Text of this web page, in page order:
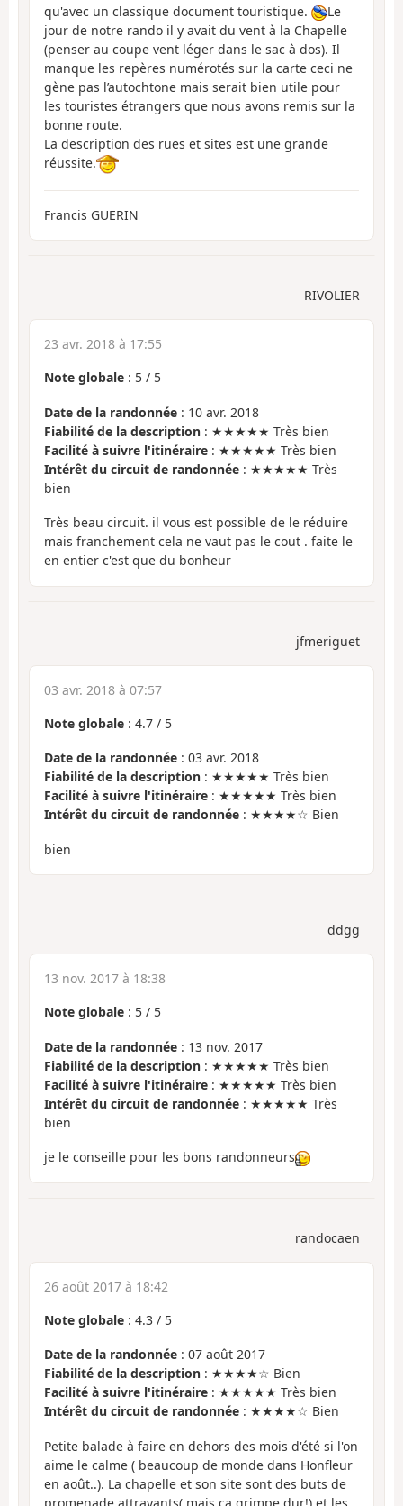
qu'avec un classique document touristique.
Le
jour de notre rando il y avait du vent à la Chapelle
(penser au coupe vent léger dans le sac à dos). Il
manque les repères numérotés sur la carte ceci ne
gène pas l’autochtone mais serait bien utile pour
les touristes étrangers que nous avons remis sur la
bonne route.
La description des rues et sites est une grande
réussite.
Francis GUERIN
RIVOLIER
23 avr. 2018 à 17:55
Note globale : 5 / 5
Date de la randonnée : 10 avr. 2018
Fiabilité de la description : ★★★★★ Très bien
Facilité à suivre l'itinéraire : ★★★★★ Très bien
Intérêt du circuit de randonnée : ★★★★★ Très
bien
Très beau circuit. il vous est possible de le réduire
mais franchement cela ne vaut pas le cout . faite le
en entier c'est que du bonheur
jfmeriguet
03 avr. 2018 à 07:57
Note globale : 4.7 / 5
Date de la randonnée : 03 avr. 2018
Fiabilité de la description : ★★★★★ Très bien
Facilité à suivre l'itinéraire : ★★★★★ Très bien
Intérêt du circuit de randonnée : ★★★★☆ Bien
bien
ddgg
13 nov. 2017 à 18:38
Note globale : 5 / 5
Date de la randonnée : 13 nov. 2017
Fiabilité de la description : ★★★★★ Très bien
Facilité à suivre l'itinéraire : ★★★★★ Très bien
Intérêt du circuit de randonnée : ★★★★★ Très
bien
je le conseille pour les bons randonneurs
randocaen
26 août 2017 à 18:42
Note globale : 4.3 / 5
Date de la randonnée : 07 août 2017
Fiabilité de la description : ★★★★☆ Bien
Facilité à suivre l'itinéraire : ★★★★★ Très bien
Intérêt du circuit de randonnée : ★★★★☆ Bien
Petite balade à faire en dehors des mois d'été si l'on
aime le calme ( beaucoup de monde dans Honfleur
en août..). La chapelle et son site sont des buts de
promenade attrayants( mais ça grimpe dur!) et les